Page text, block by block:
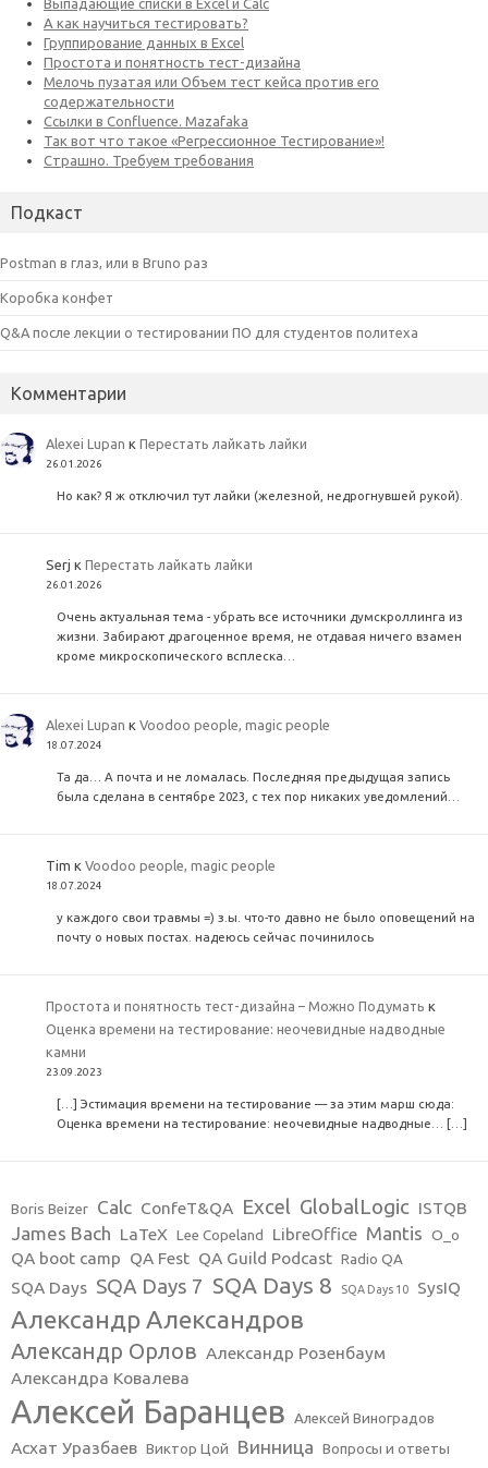
Подкаст
Postman в глаз, или в Bruno раз
Коробка конфет
Q&A после лекции о тестировании ПО для студентов политеха
Комментарии
Alexei Lupan кПерестать лайкать лайки
26.01.2026
Но как? Я ж отключил тут лайки (железной, недрогнувшей рукой).
Serj кПерестать лайкать лайки
26.01.2026
Очень актуальная тема - убрать все источники думскроллинга из
жизни. Забирают драгоценное время, не отдавая ничего взамен
кроме микроскопического всплеска…
Alexei Lupan кVoodoo people, magic people
18.07.2024
Та да… А почта и не ломалась. Последняя предыдущая запись
была сделана в сентябре 2023, с тех пор никаких уведомлений…
Tim кVoodoo people, magic people
18.07.2024
у каждого свои травмы =) з.ы. что-то давно не было оповещений на
почту о новых постах. надеюсь сейчас починилось
Простота и понятность тест-дизайна – Можно Подумать к
Оценка времени на тестирование: неочевидные надводные
камни
23.09.2023
[…] Эстимация времени на тестирование — за этим марш сюда:
Оценка времени на тестирование: неочевидные надводные… […]
Boris Beizer Calc ConfeT&QA Excel GlobalLogic ISTQB
James Bach LaTeX Lee Copeland LibreOffice Mantis O_o
QA boot camp QA Fest QA Guild Podcast Radio QA
SQA Days SQA Days 7 SQA Days 8 SQA Days 10 SysIQ
Александр Александров
Александр Орлов Александр Розенбаум
Александра Ковалева
Алексей Баранцев Алексей Виноградов
Асхат Уразбаев Виктор Цой Винница Вопросы и ответы